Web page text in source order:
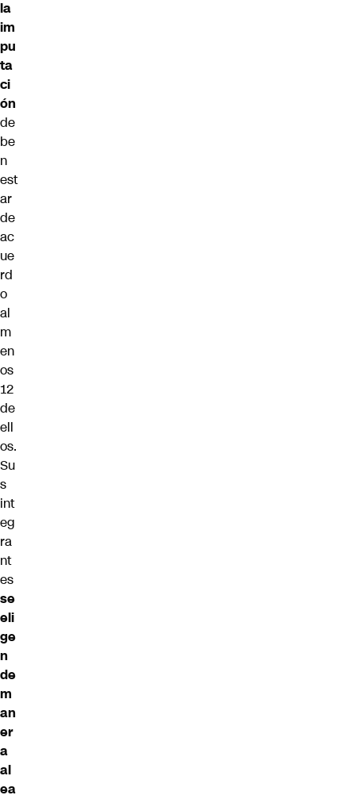
la
im
pu
ta
ci
ón
de
be
n
est
ar
de
ac
ue
rd
o
al
m
en
os
12
de
ell
os.
Su
s
int
eg
ra
nt
es
se
eli
ge
n
de
m
an
er
a
al
ea